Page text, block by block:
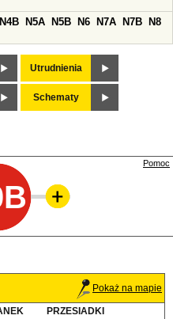
N4B N5A N5B N6 N7A N7B
N8
Utrudnienia
Schematy
Pomoc
Pokaż na mapie
PRZESIADKI